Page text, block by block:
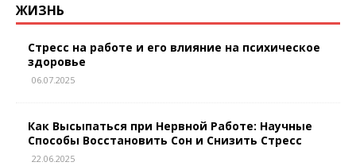
ЖИЗНЬ
Стресс на работе и его влияние на психическое
здоровье
06.07.2025
Как Высыпаться при Нервной Работе: Научные
Способы Восстановить Сон и Снизить Стресс
22.06.2025